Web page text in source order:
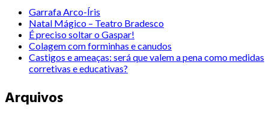
Garrafa Arco-Íris
Natal Mágico – Teatro Bradesco
É preciso soltar o Gaspar!
Colagem com forminhas e canudos
Castigos e ameaças: será que valem a pena como medidas
corretivas e educativas?
Arquivos